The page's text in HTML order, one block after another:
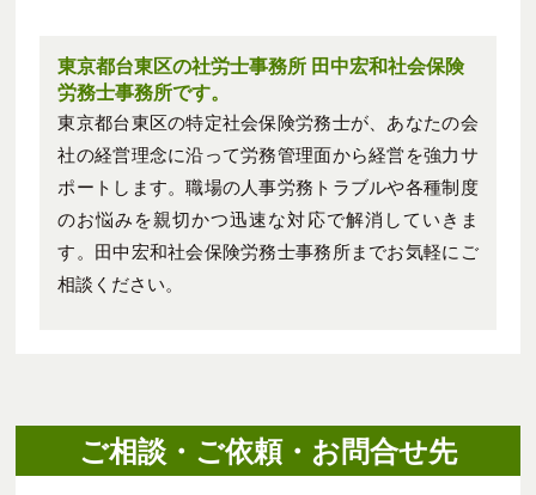
東京都台東区の社労士事務所 田中宏和社会保険
労務士事務所です。
東京都台東区の特定社会保険労務士が、あなたの会
社の経営理念に沿って労務管理面から経営を強力サ
ポートします。職場の人事労務トラブルや各種制度
のお悩みを親切かつ迅速な対応で解消していきま
す。田中宏和社会保険労務士事務所までお気軽にご
相談ください。
ご相談・ご依頼・お問合せ先